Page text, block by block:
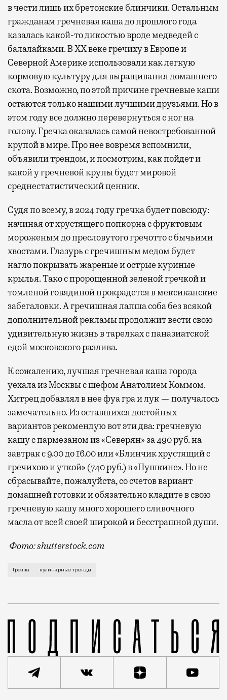
в чести лишь их бретонские блинчики. Остальным
гражданам гречневая каша до прошлого года
казалась какой-то дикостью вроде медведей с
балалайками. В XX веке гречиху в Европе и
Северной Америке использовали как легкую
кормовую культуру для выращивания домашнего
скота. Возможно, по этой причине гречневые каши
остаются только нашими лучшими друзьями. Но в
этом году все должно перевернуться с ног на
голову. Гречка оказалась самой невостребованной
крупой в мире. Про нее вовремя вспомнили,
объявили трендом, и посмотрим, как пойдет и
какой у гречневой крупы будет мировой
среднестатистический ценник.
Судя по всему, в 2024 году гречка будет повсюду:
начиная от хрустящего попкорна с фруктовым
мороженым до пресловутого гречотто с бычьими
хвостами. Глазурь с гречишным медом будет
нагло покрывать жареные и острые куриные
крылья. Тако с пророщенной зеленой гречкой и
томленой говядиной прокрадется в мексиканские
забегаловки. А гречишная лапша соба без всякой
дополнительной рекламы продолжит вести свою
удивительную жизнь в тарелках с паназиатской
едой московского разлива.
К сожалению, лучшая гречневая каша города
уехала из Москвы с шефом Анатолием Коммом.
Хитрец добавлял в нее фуа гра и лук — получалось
замечательно. Из оставшихся достойных
вариантов рекомендую вот эти два: гречневую
кашу с пармезаном из «Северян» за 490 руб. на
завтрак с 9.00 до 16.00 или «Блинчик хрустящий с
гречихою и уткой» (740 руб.) в «Пушкине». Но не
сбрасывайте, пожалуйста, со счетов вариант
домашней готовки и обязательно кладите в свою
гречневую кашу много хорошего сливочного
масла от всей своей широкой и бесстрашной души.
Фото: shutterstock.com
Предсказания новых трендов в начале года —
Гречка кулинарные тренды